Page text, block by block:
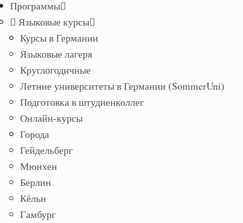
Программы
Языковые курсы
Курсы в Германии
Языковые лагеря
Круглогодичные
Летние университеты в Германии (SommerUni)
Подготовка в штудиенколлег
Онлайн-курсы
Города
Гейдельберг
Мюнхен
Берлин
Кёльн
Гамбург